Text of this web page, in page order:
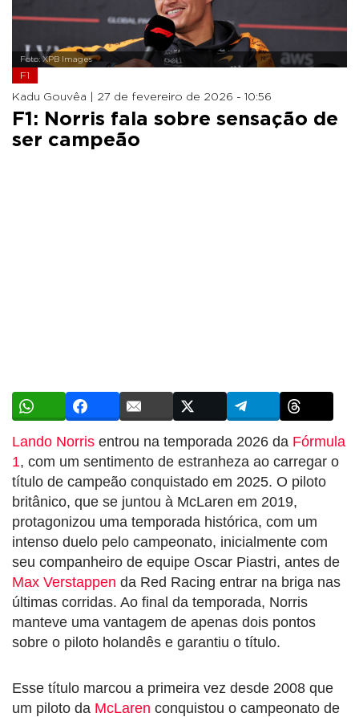
Foto: XPB Images
F1
Kadu Gouvêa | 27 de fevereiro de 2026 - 10:56
F1: Norris fala sobre sensação de
ser campeão
Lando Norris entrou na temporada 2026 da Fórmula
1, com um sentimento de estranheza ao carregar o
título de campeão conquistado em 2025. O piloto
britânico, que se juntou à McLaren em 2019,
protagonizou uma temporada histórica, com um
intenso duelo pelo campeonato, inicialmente com
seu companheiro de equipe Oscar Piastri, antes de
Max Verstappen da Red Racing entrar na briga nas
últimas corridas. Ao final da temporada, Norris
manteve uma vantagem de apenas dois pontos
sobre o piloto holandês e garantiu o título.
Esse título marcou a primeira vez desde 2008 que
um piloto da McLaren conquistou o campeonato de